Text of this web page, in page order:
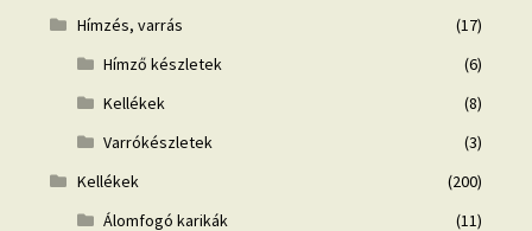
Hímzés, varrás
(17)
Hímző készletek
(6)
Kellékek
(8)
Varrókészletek
(3)
Kellékek
(200)
Álomfogó karikák
(11)